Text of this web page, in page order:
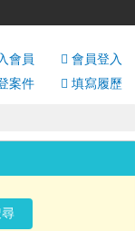
會員 會員登入
案件 填寫履歷